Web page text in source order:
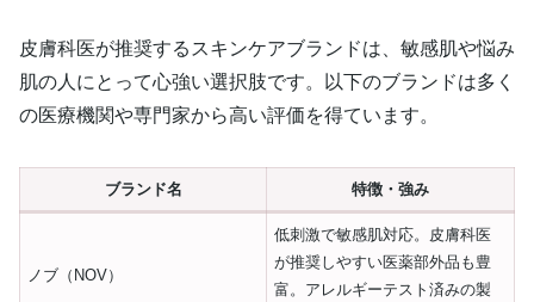
皮膚科医が推奨するスキンケアブランドは、敏感肌や悩み
肌の人にとって心強い選択肢です。以下のブランドは多く
の医療機関や専門家から高い評価を得ています。
ブランド名 特徴・強み
ノブ（NOV）
低刺激で敏感肌対応。皮膚科医
が推奨しやすい医薬部外品も豊
富。アレルギーテスト済みの製